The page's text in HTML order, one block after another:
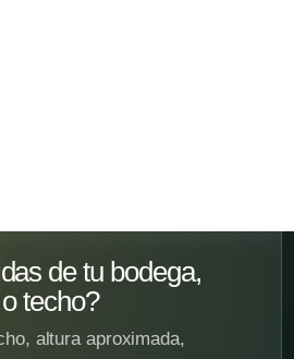
de tu bodega,
techo?
altura aproximada,